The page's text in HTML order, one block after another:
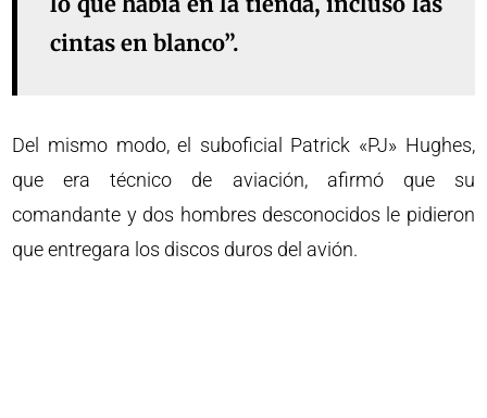
cintas en blanco”.
Del mismo modo, el suboficial Patrick «PJ» Hughes,
que era técnico de aviación, afirmó que su
comandante y dos hombres desconocidos le pidieron
que entregara los discos duros del avión.